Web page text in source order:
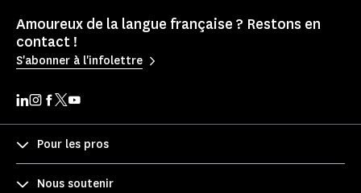
Amoureux de la langue française ? Restons en
contact !
S'abonner à l'infolettre
Pour les pros
Nous soutenir